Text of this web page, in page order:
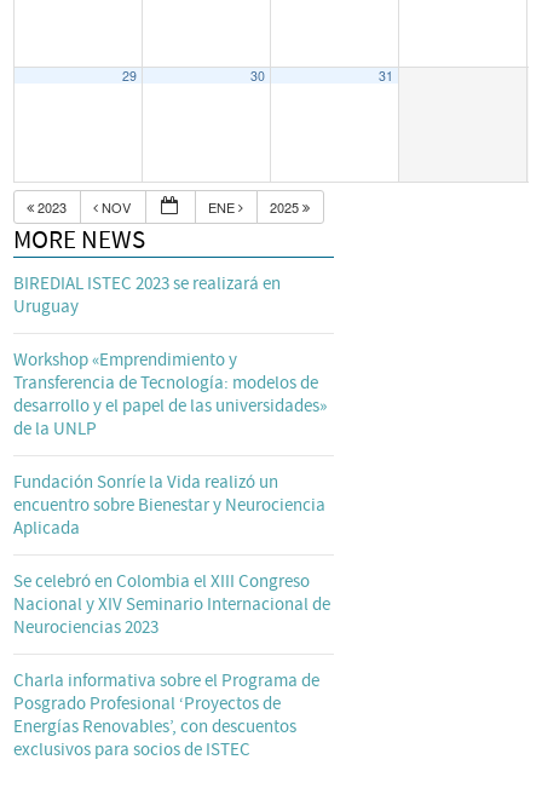
29 30 31
2023 NOV ENE 2025
MORE NEWS
BIREDIAL ISTEC 2023 se realizará en
Uruguay
Workshop «Emprendimiento y
Transferencia de Tecnología: modelos de
desarrollo y el papel de las universidades»
de la UNLP
Fundación Sonríe la Vida realizó un
encuentro sobre Bienestar y Neurociencia
Aplicada
Se celebró en Colombia el XIII Congreso
Nacional y XIV Seminario Internacional de
Neurociencias 2023
Charla informativa sobre el Programa de
Posgrado Profesional ‘Proyectos de
Energías Renovables’, con descuentos
exclusivos para socios de ISTEC